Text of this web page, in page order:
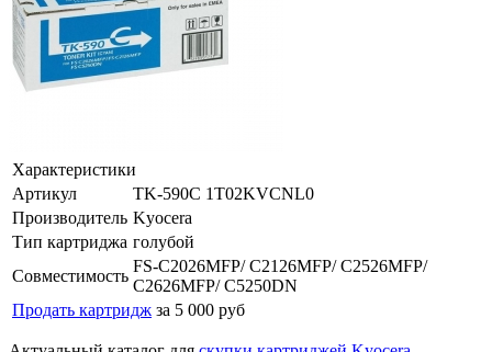
Характеристики
Артикул
TK-590C 1T02KVCNL0
Производитель Kyocera
Тип картриджа голубой
Совместимость
FS-C2026MFP/ C2126MFP/ C2526MFP/
C2626MFP/ C5250DN
Продать картридж за 5 000 руб